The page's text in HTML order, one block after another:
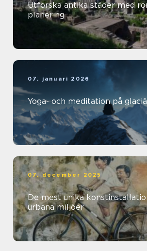
Utforska antika städer med
planering
07. januari 2026
Yoga- och meditation på
07. december 2025
De mest unika
urbana miljöer